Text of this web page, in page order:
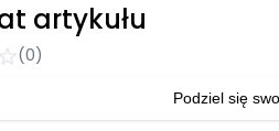
artykułu
(0)
Podziel się